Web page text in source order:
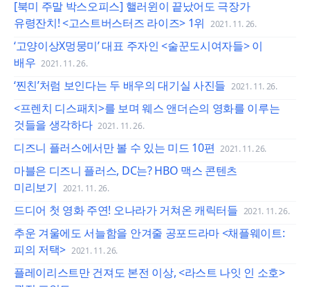
[북미 주말 박스오피스] 핼러윈이 끝났어도 극장가
유령잔치! <고스트버스터즈 라이즈> 1위 2021. 11. 26.
‘고양이상X멍뭉미’ 대표 주자인 <술꾼도시여자들> 이
배우 2021. 11. 26.
‘찐친’처럼 보인다는 두 배우의 대기실 사진들 2021. 11. 26.
<프렌치 디스패치>를 보며 웨스 앤더슨의 영화를 이루는
것들을 생각하다 2021. 11. 26.
디즈니 플러스에서만 볼 수 있는 미드 10편 2021. 11. 26.
마블은 디즈니 플러스, DC는? HBO 맥스 콘텐츠
미리보기 2021. 11. 26.
드디어 첫 영화 주연! 오나라가 거쳐온 캐릭터들 2021. 11. 26.
추운 겨울에도 서늘함을 안겨줄 공포드라마 <채플웨이트:
피의 저택> 2021. 11. 26.
플레이리스트만 건져도 본전 이상, <라스트 나잇 인 소호>